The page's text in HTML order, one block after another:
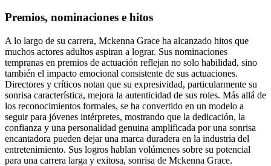
Premios, nominaciones e hitos
A lo largo de su carrera, Mckenna Grace ha alcanzado hitos que
muchos actores adultos aspiran a lograr. Sus nominaciones
tempranas en premios de actuación reflejan no solo habilidad, sino
también el impacto emocional consistente de sus actuaciones.
Directores y críticos notan que su expresividad, particularmente su
sonrisa característica, mejora la autenticidad de sus roles. Más allá de
los reconocimientos formales, se ha convertido en un modelo a
seguir para jóvenes intérpretes, mostrando que la dedicación, la
confianza y una personalidad genuina amplificada por una sonrisa
encantadora pueden dejar una marca duradera en la industria del
entretenimiento. Sus logros hablan volúmenes sobre su potencial
para una carrera larga y exitosa, sonrisa de Mckenna Grace.